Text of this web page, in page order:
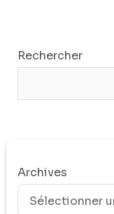
Rechercher
Archives